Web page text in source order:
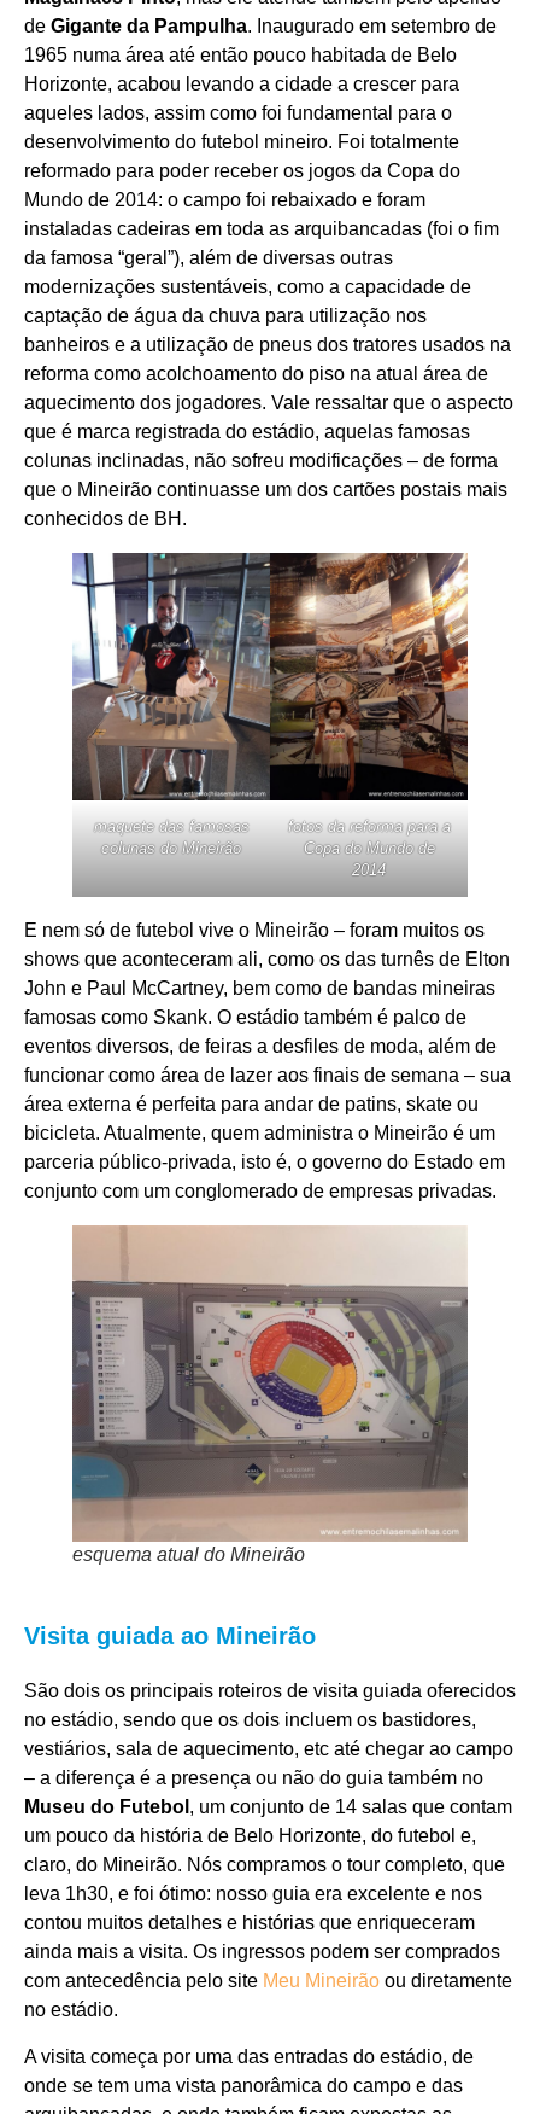
de Gigante da Pampulha. Inaugurado em setembro de
1965 numa área até então pouco habitada de Belo
Horizonte, acabou levando a cidade a crescer para
aqueles lados, assim como foi fundamental para o
desenvolvimento do futebol mineiro. Foi totalmente
reformado para poder receber os jogos da Copa do
Mundo de 2014: o campo foi rebaixado e foram
instaladas cadeiras em toda as arquibancadas (foi o fim
da famosa “geral”), além de diversas outras
modernizações sustentáveis, como a capacidade de
captação de água da chuva para utilização nos
banheiros e a utilização de pneus dos tratores usados na
reforma como acolchoamento do piso na atual área de
aquecimento dos jogadores. Vale ressaltar que o aspecto
que é marca registrada do estádio, aquelas famosas
colunas inclinadas, não sofreu modificações – de forma
que o Mineirão continuasse um dos cartões postais mais
conhecidos de BH.
maquete das famosas
colunas do Mineirão
fotos da reforma para a
Copa do Mundo de
2014
E nem só de futebol vive o Mineirão – foram muitos os
shows que aconteceram ali, como os das turnês de Elton
John e Paul McCartney, bem como de bandas mineiras
famosas como Skank. O estádio também é palco de
eventos diversos, de feiras a desfiles de moda, além de
funcionar como área de lazer aos finais de semana – sua
área externa é perfeita para andar de patins, skate ou
bicicleta. Atualmente, quem administra o Mineirão é um
parceria público-privada, isto é, o governo do Estado em
conjunto com um conglomerado de empresas privadas.
esquema atual do Mineirão
Visita guiada ao Mineirão
São dois os principais roteiros de visita guiada oferecidos
no estádio, sendo que os dois incluem os bastidores,
vestiários, sala de aquecimento, etc até chegar ao campo
– a diferença é a presença ou não do guia também no
Museu do Futebol , um conjunto de 14 salas que contam
um pouco da história de Belo Horizonte, do futebol e,
claro, do Mineirão. Nós compramos o tour completo, que
leva 1h30, e foi ótimo: nosso guia era excelente e nos
contou muitos detalhes e histórias que enriqueceram
ainda mais a visita. Os ingressos podem ser comprados
com antecedência pelo site Meu Mineirão ou diretamente
no estádio.
A visita começa por uma das entradas do estádio, de
onde se tem uma vista panorâmica do campo e das